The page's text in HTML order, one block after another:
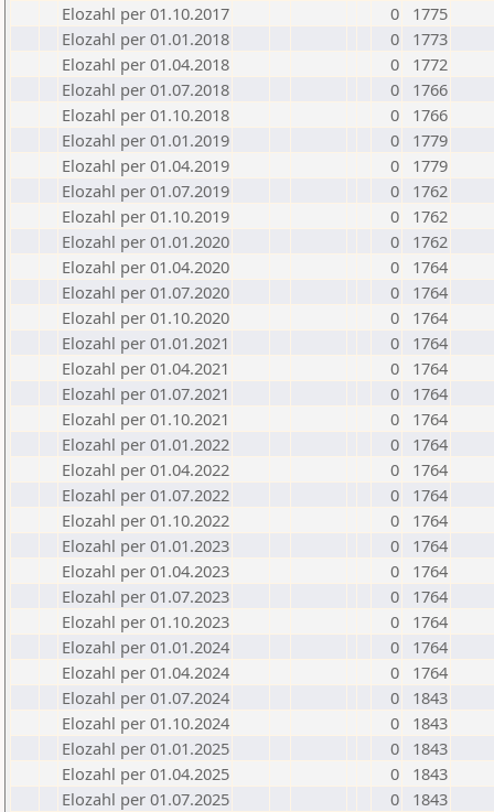
Elozahl per 01.10.2017
0
1775
Elozahl per 01.01.2018
0
1773
Elozahl per 01.04.2018
0
1772
Elozahl per 01.07.2018
0
1766
Elozahl per 01.10.2018
0
1766
Elozahl per 01.01.2019
0
1779
Elozahl per 01.04.2019
0
1779
Elozahl per 01.07.2019
0
1762
Elozahl per 01.10.2019
0
1762
Elozahl per 01.01.2020
0
1762
Elozahl per 01.04.2020
0
1764
Elozahl per 01.07.2020
0
1764
Elozahl per 01.10.2020
0
1764
Elozahl per 01.01.2021
0
1764
Elozahl per 01.04.2021
0
1764
Elozahl per 01.07.2021
0
1764
Elozahl per 01.10.2021
0
1764
Elozahl per 01.01.2022
0
1764
Elozahl per 01.04.2022
0
1764
Elozahl per 01.07.2022
0
1764
Elozahl per 01.10.2022
0
1764
Elozahl per 01.01.2023
0
1764
Elozahl per 01.04.2023
0
1764
Elozahl per 01.07.2023
0
1764
Elozahl per 01.10.2023
0
1764
Elozahl per 01.01.2024
0
1764
Elozahl per 01.04.2024
0
1764
Elozahl per 01.07.2024
0
1843
Elozahl per 01.10.2024
0
1843
Elozahl per 01.01.2025
0
1843
Elozahl per 01.04.2025
0
1843
Elozahl per 01.07.2025
0
1843